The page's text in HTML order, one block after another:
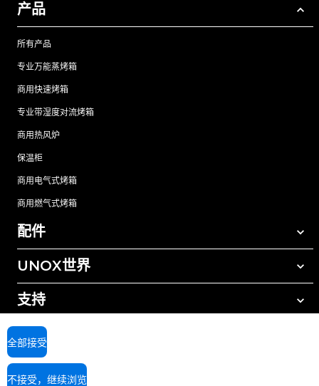
产品
所有产品
专业万能蒸烤箱
商用快速烤箱
专业带湿度对流烤箱
商用热风炉
保温柜
商用电气式烤箱
商用燃气式烤箱
配件
所有配件
手动清洗清洁剂
树脂过滤水处理
反渗透水处理
UNOX世界
我们在全球的办事处
支持
UNOX质保
查找经销商
查找服务中心
全部接受
不接受，继续浏览